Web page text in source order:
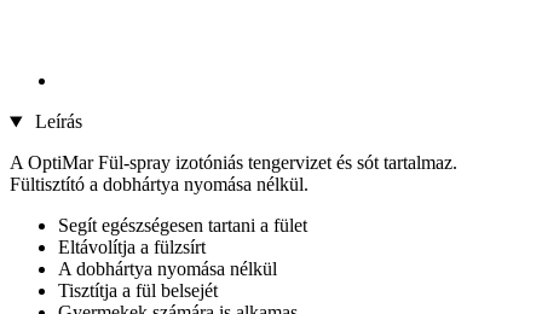
Leírás
A OptiMar Fül-spray izotóniás tengervizet és sót tartalmaz.
Fültisztító a dobhártya nyomása nélkül.
Segít egészségesen tartani a fület
Eltávolítja a fülzsírt
A dobhártya nyomása nélkül
Tisztítja a fül belsejét